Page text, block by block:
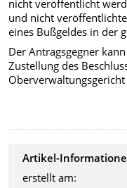
nicht veröffentlicht
und nicht
eines Bußgeldes in der
Der Antragsgegner
Zustellung des
Artikel-
erstellt am: